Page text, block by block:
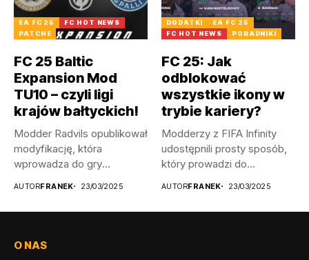
EA FC 25
FC HOT NEWS
PATCHE
FC 25 Baltic
Expansion Mod
TU10 – czyli ligi
krajów bałtyckich!
Modder Radvils opublikował
modyfikację, która
wprowadza do gry
AUTORFRANEK 23/03/2025
DODATKI
EA FC 25
FC HOT NEWS
PORADNIKI
FC 25: Jak
odblokować
wszystkie ikony w
trybie kariery?
Modderzy z FIFA Infinity
udostępnili prosty sposób,
który prowadzi do
AUTORFRANEK 23/03/2025
O NAS